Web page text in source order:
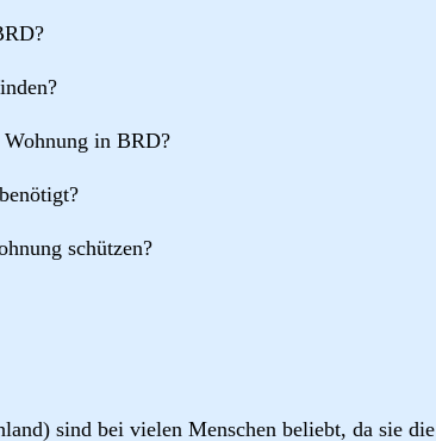
in BRD?
schützen?
sind bei vielen Menschen beliebt, da sie die